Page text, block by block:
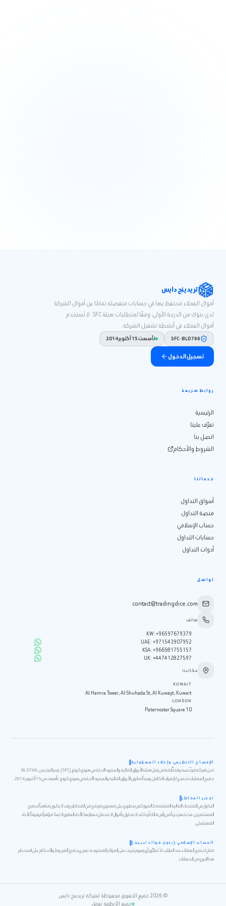
تريدينج دايس
أموال العملاء محتفظ بها في حسابات منفصلة تمامًا عن أموال الشركة
لدى بنوك من الدرجة الأولى، وفقًا لمتطلبات هيئة SFC. لا تُستخدم
أموال العملاء في أنشطة تشغيل الشركة.
SFC · BLD766 تأسست 15 أكتوبر 2014
تسجيل الدخول
روابط سريعة
الرئيسية
تعرّف علينا
اتصل بنا
الشروط والأحكام
خدماتنا
أسواق التداول
منصة التداول
حساب الإسلامي
حسابات التداول
أدوات التداول
تواصل
contact@tradingdice.com
هاتف
KW: +96597679379
UAE: +971543907952
KSA: +966581755157
UK: +447412827597
مكاتبنا
KUWAIT
Al Hamra Tower, Al-Shuhada St, Al Kuwayt, Kuwait
LONDON
10 Paternoster Square
الإفصاح التنظيمي وإخلاء المسؤولية
نحن شركة مرخّصة ومنظَّمة من قِبل هيئة الأوراق المالية والعقود الآجلة في هونغ كونغ (SFC). رقم الترخيص: BLD766.
جميع العمليات تخضع للإشراف الكامل وفقاً لقانون الأوراق المالية والعقود الآجلة في هونغ كونغ. تأسست في 15 أكتوبر 2014.
تحذير المخاطر
التداول في المنتجات المالية المشتقة كالفوركس ينطوي على مستوى مرتفع من المخاطر وقد لا يكون مناسباً لجميع
المستثمرين. قد تخسر جزءاً من رأس مالك أو كله. لا تتداول بأموال لا تتحمل خسارتها. الأداء السابق لا يُعدّ مؤشراً موثوقاً للأداء
المستقبلي.
الحساب الإسلامي (بدون فوائد تبييت)
متاح لجميع العملاء عند الطلب. لا تُطبَّق أي رسوم تبييت على المراكز المفتوحة. تسري جميع الشروط والأحكام على استخدام
هذا النوع من الحسابات.
© 2026 جميع الحقوق محفوظة لشركة تريدينج دايس
جميع الأنظمة تعمل